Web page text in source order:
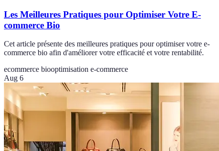
Les Meilleures Pratiques pour Optimiser Votre E-
commerce Bio
Cet article présente des meilleures pratiques pour optimiser votre e-
commerce bio afin d'améliorer votre efficacité et votre rentabilité.
ecommerce biooptimisation e-commerce
Aug 6